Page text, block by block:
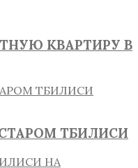
КВАРТИРУ В
ТБИЛИСИ